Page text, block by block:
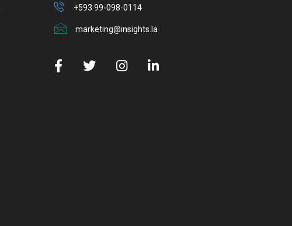
+593 99-098-0114
marketing@insights.la